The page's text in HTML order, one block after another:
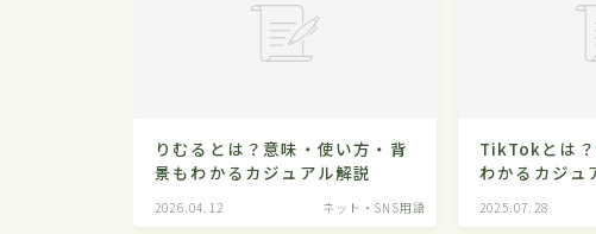
りむるとは？意味・使い方・背
景もわかるカジュアル解説
2026.04.12 ネット・SNS用語
TikTokとは
わかるカジュ
2025.07.28